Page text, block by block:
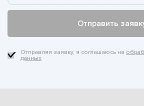
Отправляя заявку, я соглашаюсь на
данных